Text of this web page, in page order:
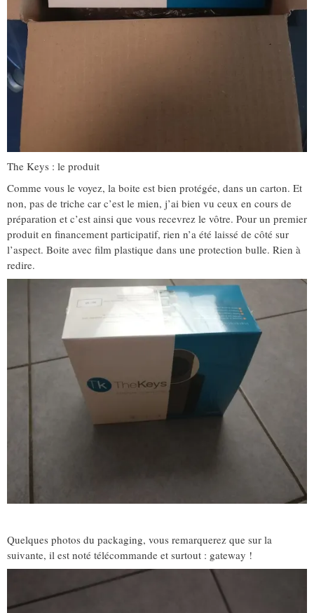
The Keys : le produit
Comme vous le voyez, la boite est bien protégée, dans un carton. Et
non, pas de triche car c’est le mien, j’ai bien vu ceux en cours de
préparation et c’est ainsi que vous recevrez le vôtre. Pour un premier
produit en financement participatif, rien n’a été laissé de côté sur
l’aspect. Boite avec film plastique dans une protection bulle. Rien à
redire.
Quelques photos du packaging, vous remarquerez que sur la
suivante, il est noté télécommande et surtout : gateway !